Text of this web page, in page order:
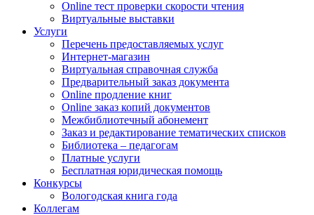
Online тест проверки скорости чтения
Виртуальные выставки
Услуги
Перечень предоставляемых услуг
Интернет-магазин
Виртуальная справочная служба
Предварительный заказ документа
Online продление книг
Online заказ копий документов
Межбиблиотечный абонемент
Заказ и редактирование тематических списков
Библиотека – педагогам
Платные услуги
Бесплатная юридическая помощь
Конкурсы
Вологодская книга года
Коллегам